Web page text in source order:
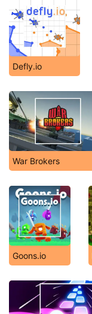
Defly.io
War Brokers
Goons.io